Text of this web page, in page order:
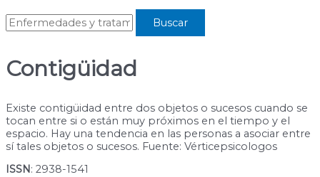
Contigüidad
Existe contigüidad entre dos objetos o sucesos cuando se
tocan entre si o están muy próximos en el tiempo y el
espacio. Hay una tendencia en las personas a asociar entre
sí tales objetos o sucesos. Fuente: Vérticepsicologos
ISSN: 2938-1541